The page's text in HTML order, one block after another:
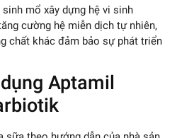
mổ xây dựng hệ vi sinh
cường hệ miễn dịch tự nhiên,
chất khác đảm bảo sự phát triển
Aptamil